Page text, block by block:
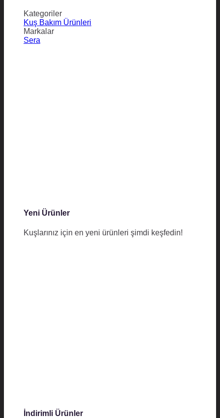
Kategoriler
Kuş Bakım Ürünleri
Markalar
Sera
Yeni Ürünler
Kuşlarınız için en yeni ürünleri şimdi keşfedin!
İndirimli Ürünler